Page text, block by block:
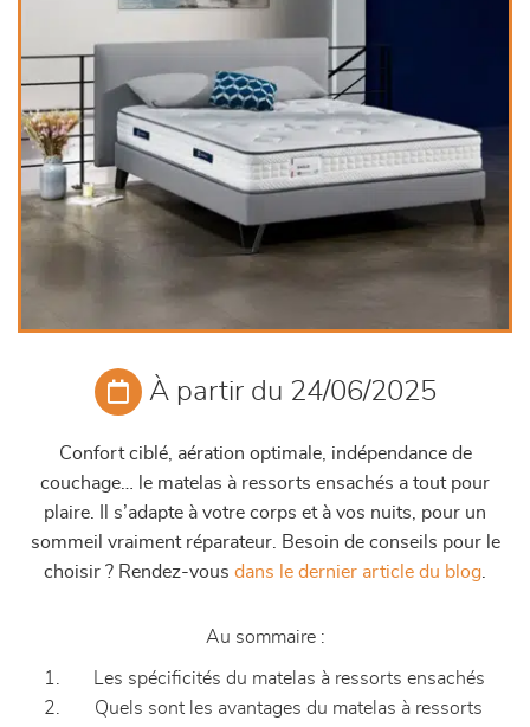
À partir du 24/06/2025
Confort ciblé, aération optimale, indépendance de
couchage… le matelas à ressorts ensachés a tout pour
plaire. Il s’adapte à votre corps et à vos nuits, pour un
sommeil vraiment réparateur. Besoin de conseils pour le
choisir ? Rendez-vous dans le dernier article du blog
Au sommaire :
Les spécificités du matelas à ressorts ensachés
Quels sont les avantages du matelas à ressorts